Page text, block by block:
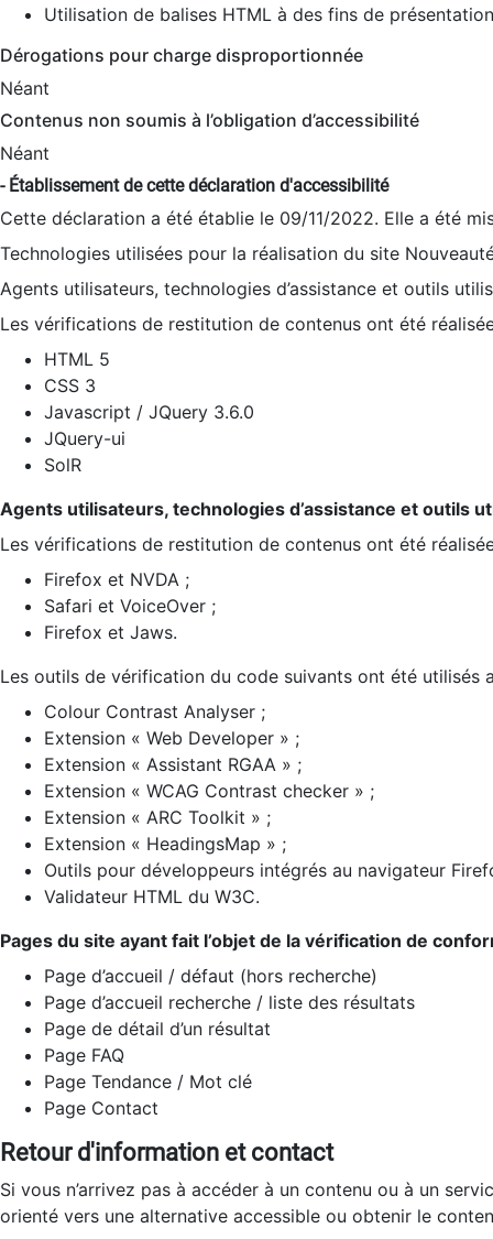
Utilisation de balises HTML à des fins de
Dérogations pour charge disproportionnée
Néant
Contenus non soumis à l’obligation d’accessibilité
Néant
- Établissement de cette déclaration d'accessibilité
Cette déclaration a été établie le 09/11/2022. Elle a été
Technologies utilisées pour la réalisation du site
Agents utilisateurs, technologies d’assistance et outils
Les vérifications de restitution de contenus ont été
HTML 5
CSS 3
Javascript / JQuery 3.6.0
JQuery-ui
SolR
Agents utilisateurs, technologies d’assistance et outils
Les vérifications de restitution de contenus ont été
Firefox et NVDA ;
Safari et VoiceOver ;
Firefox et Jaws.
Les outils de vérification du code suivants ont été utilisés
Colour Contrast Analyser ;
Extension « Web Developer » ;
Extension « Assistant RGAA » ;
Extension « WCAG Contrast checker » ;
Extension « ARC Toolkit » ;
Extension « HeadingsMap » ;
Outils pour développeurs intégrés au navigateur
Validateur HTML du W3C.
Pages du site ayant fait l’objet de la vérification de
Page d’accueil / défaut (hors recherche)
Page d’accueil recherche / liste des résultats
Page de détail d’un résultat
Page FAQ
Page Tendance / Mot clé
Page Contact
Retour d'information et contact
Si vous n’arrivez pas à accéder à un contenu ou à un
orienté vers une alternative accessible ou obtenir le